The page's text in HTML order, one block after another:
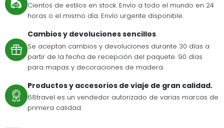
Cientos de estilos en stock. Envío a todo el mundo en 24
horas o el mismo día. Envío urgente disponible.
Cambios y devoluciones sencillos
Se aceptan cambios y devoluciones durante 30 días a
partir de la fecha de recepción del paquete. 90 días
para mapas y decoraciones de madera.
Productos y accesorios de viaje de gran calidad.
68travel es un vendedor autorizado de varias marcas de
primera calidad.